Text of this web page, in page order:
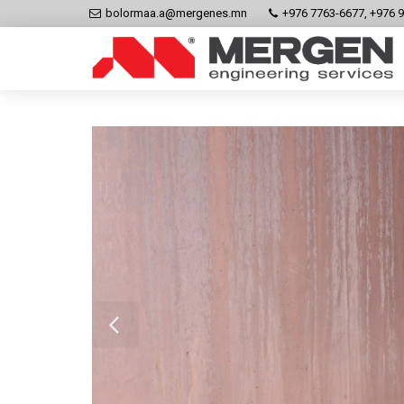
bolormaa.a@mergenes.mn +976 7763-6677, +976